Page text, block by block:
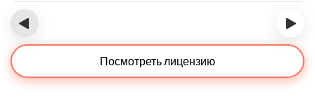
‹ ›
Посмотреть лицензию